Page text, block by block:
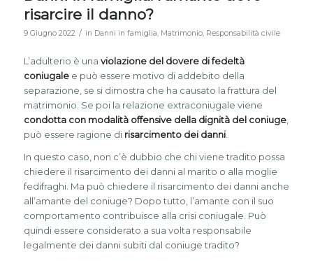
risarcire il danno?
9 Giugno 2022 / in Danni in famiglia, Matrimonio, Responsabilità civile
L’adulterio è una violazione del dovere di fedeltà
coniugalee può essere motivo di addebito della
separazione, se si dimostra che ha causato la frattura del
matrimonio. Se poi la relazione extraconiugale viene
condotta con modalità offensive della dignità del coniuge,
può essere ragione di risarcimento dei danni.
In questo caso, non c’è dubbio che chi viene tradito possa
chiedere il risarcimento dei danni al marito o alla moglie
fedifraghi. Ma può chiedere il risarcimento dei danni anche
all’amante del coniuge? Dopo tutto, l’amante con il suo
comportamento contribuisce alla crisi coniugale. Può
quindi essere considerato a sua volta responsabile
legalmente dei danni subiti dal coniuge tradito?